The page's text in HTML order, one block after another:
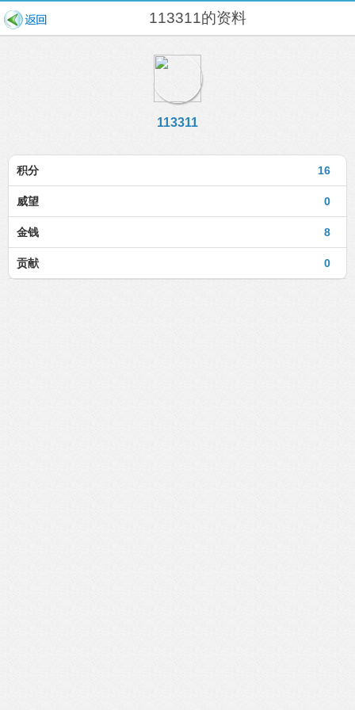
113311的资料
113311
16
积分
0
威望
8
金钱
0
贡献